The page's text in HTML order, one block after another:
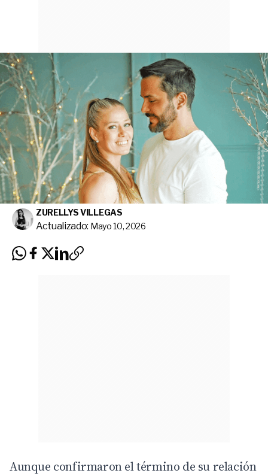
ZURELLYS VILLEGAS
Actualizado: Mayo 10, 2026
Aunque confirmaron el término de su relación